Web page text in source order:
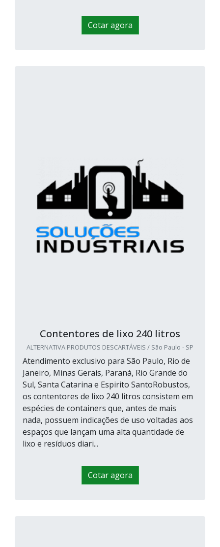
Cotar agora
Contentores de lixo 240 litros
ALTERNATIVA PRODUTOS DESCARTÁVEIS / São Paulo - SP
Atendimento exclusivo para São Paulo, Rio de
Janeiro, Minas Gerais, Paraná, Rio Grande do
Sul, Santa Catarina e Espirito SantoRobustos,
os contentores de lixo 240 litros consistem em
espécies de containers que, antes de mais
nada, possuem indicações de uso voltadas aos
espaços que lançam uma alta quantidade de
lixo e resíduos diari...
Cotar agora